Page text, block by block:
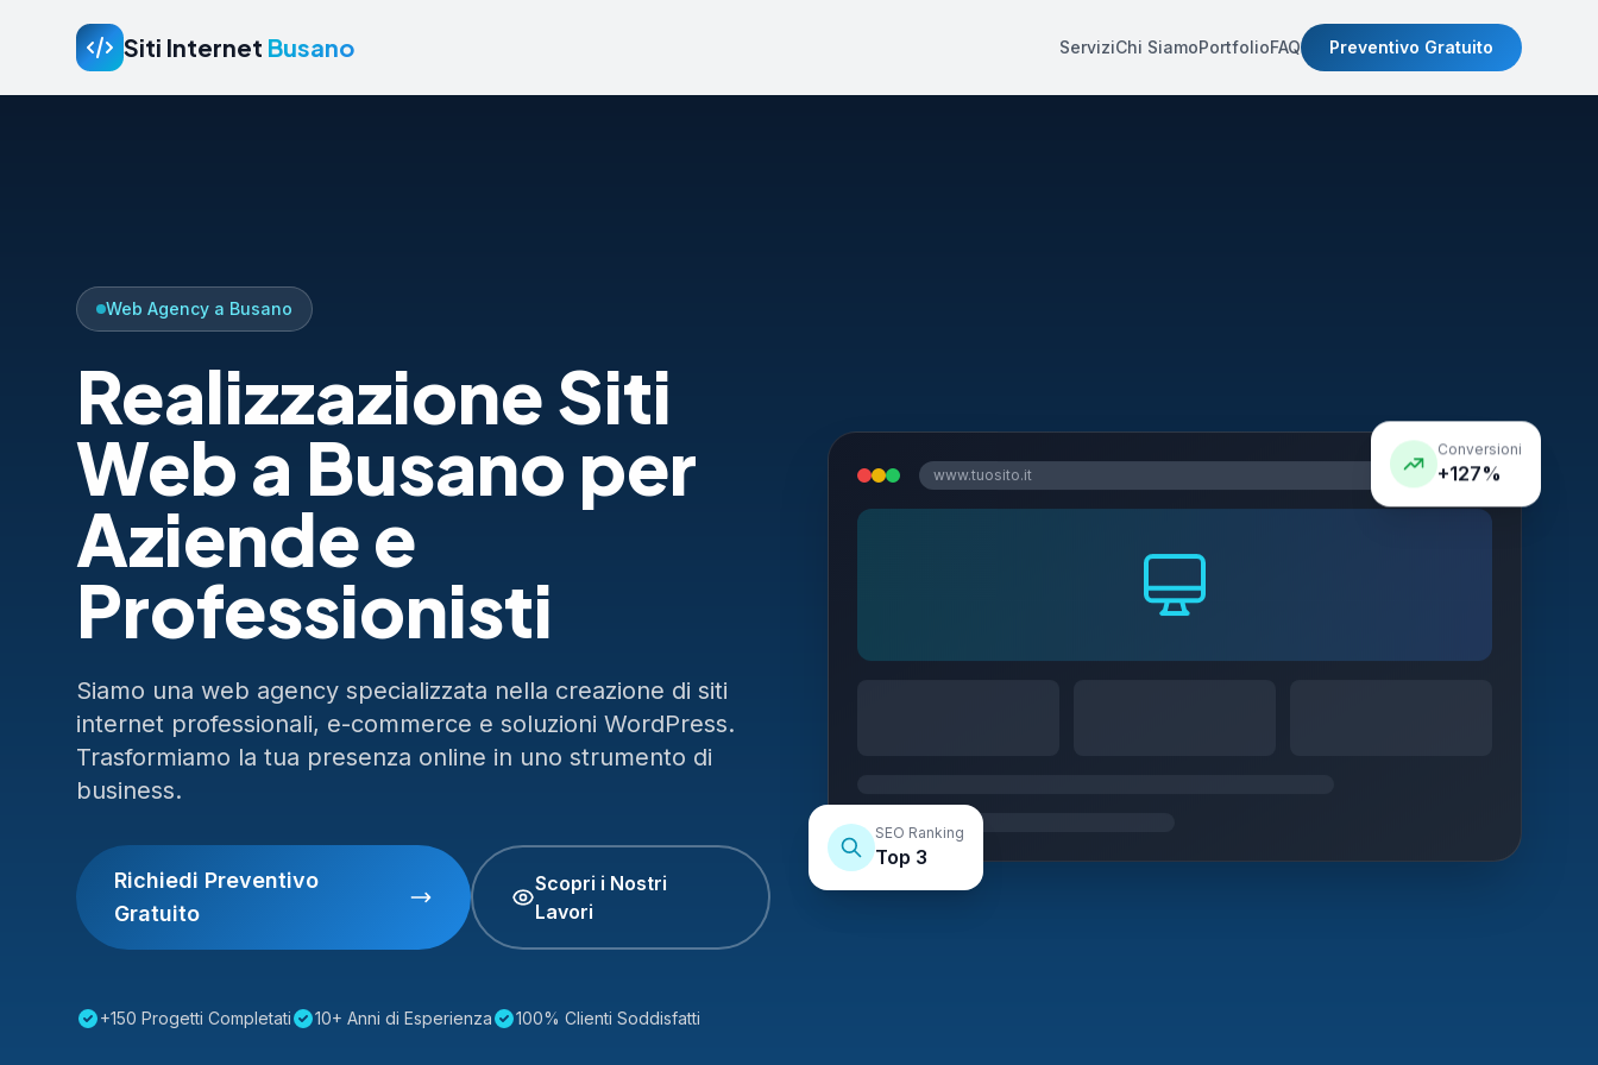
Siti Internet Busano ServiziChi SiamoPortfolioFAQ Preventivo Gratuito
Web Agency a Busano
Realizzazione Siti
Web a Busano per
Aziende e
Professionisti
Siamo una web agency specializzata nella creazione di siti
internet professionali, e-commerce e soluzioni WordPress.
Trasformiamo la tua presenza online in uno strumento di
business.
Richiedi Preventivo
Gratuito
Scopri i Nostri
Lavori
+150 Progetti Completati 10+ Anni di Esperienza 100% Clienti Soddisfatti
www.tuosito.it
Conversioni
+127%
SEO Ranking
Top 3